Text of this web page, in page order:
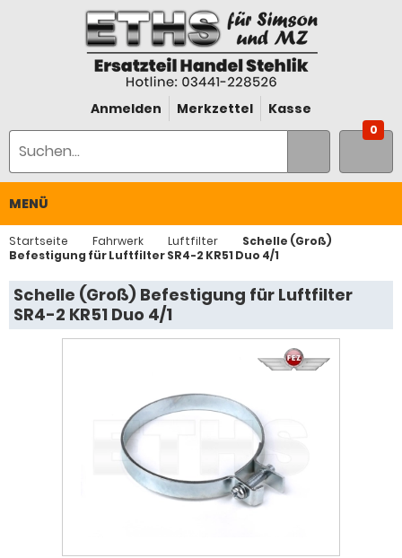
Anmelden Merkzettel Kasse
0
MENÜ
Startseite Fahrwerk Luftfilter
Schelle (Groß)
Befestigung für Luftfilter SR4-2 KR51 Duo 4/1
Schelle (Groß) Befestigung für Luftfilter
SR4-2 KR51 Duo 4/1